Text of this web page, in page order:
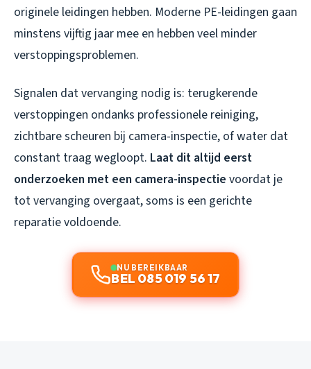
originele leidingen hebben. Moderne PE-leidingen gaan
minstens vijftig jaar mee en hebben veel minder
verstoppingsproblemen.
Signalen dat vervanging nodig is: terugkerende
verstoppingen ondanks professionele reiniging,
zichtbare scheuren bij camera-inspectie, of water dat
constant traag wegloopt. Laat dit altijd eerst
onderzoeken met een camera-inspectie voordat je
tot vervanging overgaat, soms is een gerichte
reparatie voldoende.
NU BEREIKBAAR
BEL 085 019 56 17